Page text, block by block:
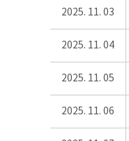
2025. 11. 03
2025. 11. 04
2025. 11. 05
2025. 11. 06